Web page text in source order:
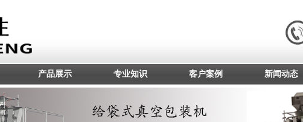
产品展示 专业知识 客户案例 新闻动态